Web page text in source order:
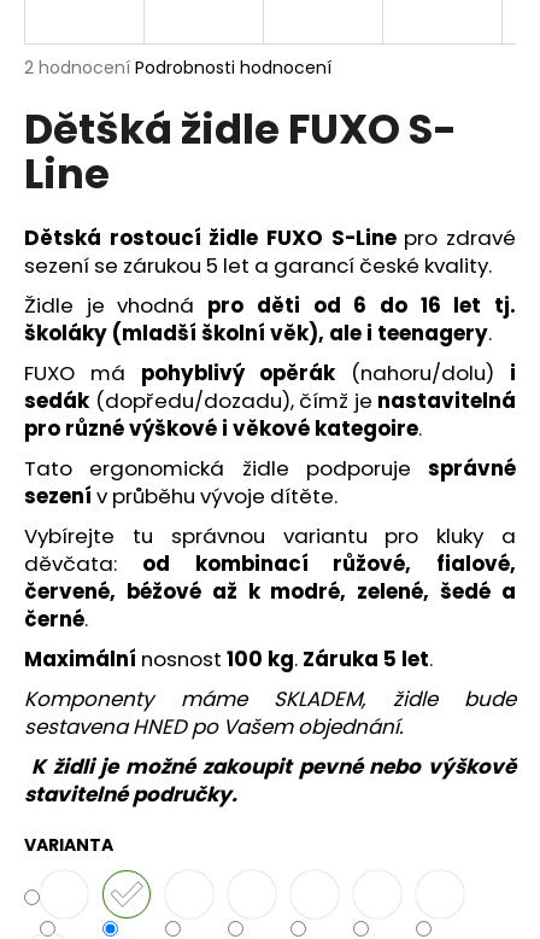
Průměrné
produktu
je
5,0
hvězdiček.
2 hodnocení Podrobnosti hodnocení
Dětšká židle FUXO S-
Line
Dětská rostoucí židle FUXO S-Linepro zdravé
sezení se zárukou 5 let a garancí české kvality.
Židle je vhodná pro děti od 6 do 16 let tj.
školáky (mladší školní věk), ale i teenagery.
FUXO má pohyblivý opěrák (nahoru/dolu) i
sedák (dopředu/dozadu), čímž je nastavitelná
pro různé výškové i věkové kategoire.
Tato ergonomická židle podporuje správné
sezení v průběhu vývoje dítěte.
Vybírejte tu správnou variantu pro kluky a
děvčata: od kombinací růžové, fialové,
červené, béžové až k modré, zelené, šedé a
černé.
Maximální nosnost 100 kg. Záruka 5 let.
Komponenty máme SKLADEM, židle bude
sestavena HNED po Vašem objednání.
K židli je možné zakoupit pevné nebo výškově
stavitelné područky.
VARIANTA
j
t
?
HLEDAT
D
o
p
o
r
č
u
j
e
m
e
ŽIDLE
LARA
905